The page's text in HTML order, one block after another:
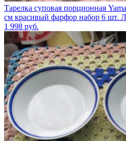
Тарелка суповая порционная
см красивый фарфор набор 6 шт.
1 998 руб.